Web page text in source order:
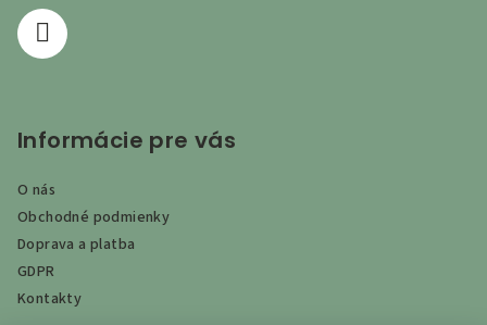
Informácie pre vás
O nás
Obchodné podmienky
Doprava a platba
GDPR
Kontakty